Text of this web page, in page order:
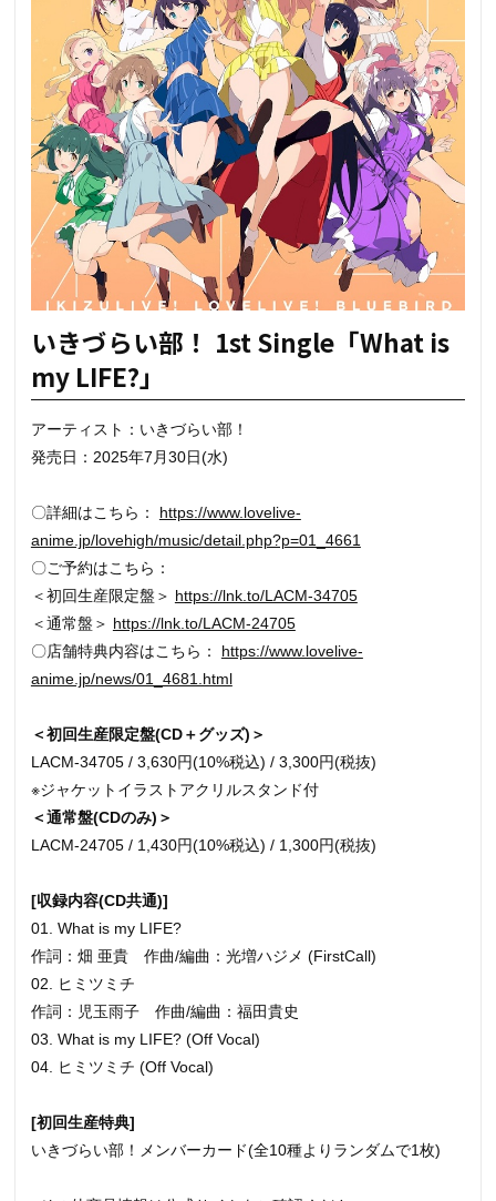
いきづらい部！ 1st Single「What is
my LIFE?」
アーティスト：いきづらい部！
発売日：2025年7月30日(水)
〇詳細はこちら： https://www.lovelive-
anime.jp/lovehigh/music/detail.php?p=01_4661
〇ご予約はこちら：
＜初回生産限定盤＞ https://lnk.to/LACM-34705
＜通常盤＞ https://lnk.to/LACM-24705
〇店舗特典内容はこちら： https://www.lovelive-
anime.jp/news/01_4681.html
＜初回生産限定盤(CD＋グッズ)＞
LACM-34705 / 3,630円(10%税込) / 3,300円(税抜)
※ジャケットイラストアクリルスタンド付
＜通常盤(CDのみ)＞
LACM-24705 / 1,430円(10%税込) / 1,300円(税抜)
[収録内容(CD共通)]
01. What is my LIFE?
作詞：畑 亜貴 作曲/編曲：光増ハジメ (FirstCall)
02. ヒミツミチ
作詞：児玉雨子 作曲/編曲：福田貴史
03. What is my LIFE? (Off Vocal)
04. ヒミツミチ (Off Vocal)
[初回生産特典]
いきづらい部！メンバーカード(全10種よりランダムで1枚)